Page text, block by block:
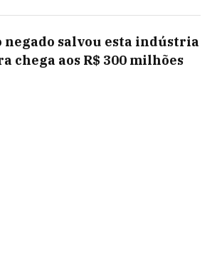
negado salvou esta indústria
chega aos R$ 300 milhões